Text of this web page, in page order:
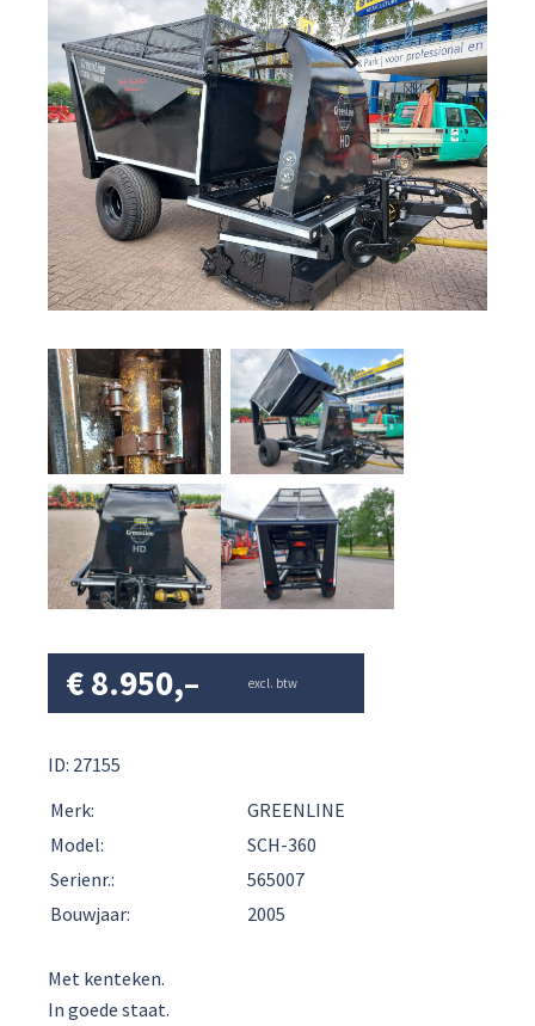
€8.950,– excl. btw
ID: 27155
Merk:
GREENLINE
Model:
SCH-360
Serienr.:
565007
Bouwjaar:
2005
Met kenteken.
In goede staat.